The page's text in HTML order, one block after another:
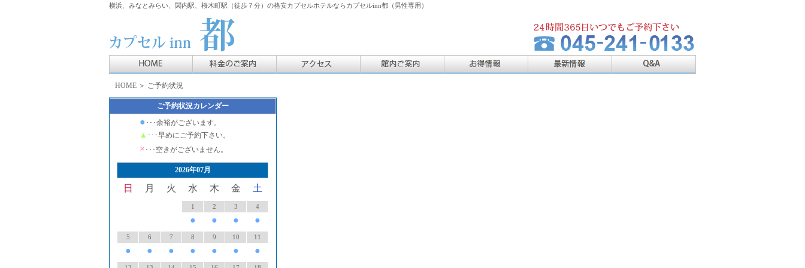
横浜、みなとみらい、関内駅、桜木町駅（徒歩７分）の格安カプセルホテルならカプセルinn都（男性専用）
HOME ＞ ご予約状況
ご予約状況カレンダー
● ･･･余裕がございます。
▲ ･･･早めにご予約下さい。
× ･･･空きがございません。
2026年07月
日 月 火 水 木 金 土
1
●
2
●
3
●
4
●
5
●
6
●
7
●
8
●
9
●
10
●
11
●